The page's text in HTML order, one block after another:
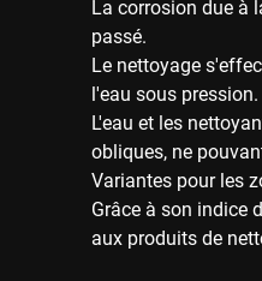
La corrosion due à
passé.
Le nettoyage
l'eau sous pression.
L'eau et les
obliques, ne
Variantes pour les
Grâce à son indice
aux produits de